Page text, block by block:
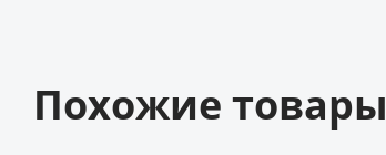
Похожие товары